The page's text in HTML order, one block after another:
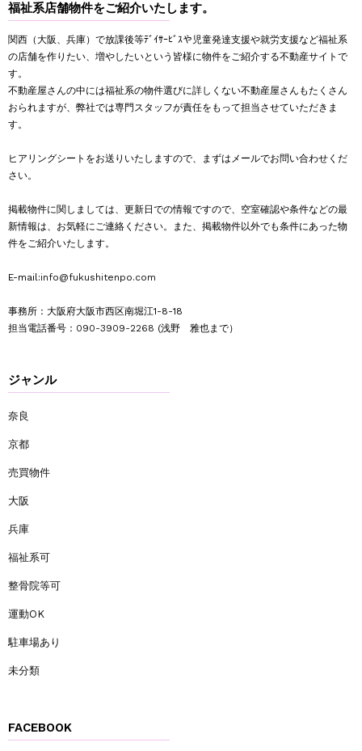
福祉系店舗物件をご紹介いたします。
関西（大阪、兵庫）で放課後等ﾃﾞｲｻｰﾋﾞｽや児童発達支援や就労支援など福祉系
の店舗を作りたい、増やしたいという皆様に物件をご紹介する不動産サイトで
す。
不動産屋さんの中には福祉系の物件選びに詳しくない不動産屋さんもたくさん
おられますが、弊社では専門スタッフが責任をもって担当させていただきま
す。
ヒアリングシートをお送りいたしますので、まずはメールでお問い合わせくだ
さい。
掲載物件に関しましては、更新日での情報ですので、空室確認や条件などの最
新情報は、お気軽にご連絡ください。また、掲載物件以外でも条件にあった物
件をご紹介いたします。
E-mail:info@fukushitenpo.com
事務所：大阪府大阪市西区南堀江1-8-18
担当電話番号： 090-3909-2268 (浅野 雅也まで）
ジャンル
奈良
京都
売買物件
大阪
兵庫
福祉系可
整骨院等可
運動OK
駐車場あり
未分類
FACEBOOK